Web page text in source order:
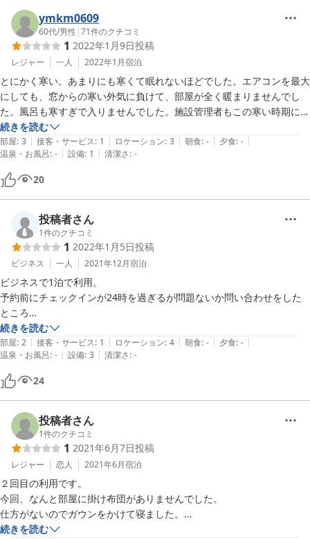
ymkm0609
60代/男性 |71件のクチコミ
1 2022年1月9日投稿
レジャー 一人 2022年1月宿泊
とにかく寒い。あまりにも寒くて眠れないほどでした。エアコンを最大
にしても、窓からの寒い外気に負けて、部屋が全く暖まりませんでし
た。風呂も寒すぎで入りませんでした。施設管理者もこの寒い時期に泊
まってみたほうがいいですよ。倶知安の他のホテルでこんなに寒いこと
はありませんでした。毛布もなしでした。最低です。
ひどすぎます。
続きを読む
部屋: 3 | 接客・サービス: 1 | ロケーション: 3 | 朝食: - | 夕食: - |
温泉・お風呂: - | 設備: 1 | 清潔さ: -
20
投稿者さん
1件のクチコミ
1 2022年1月5日投稿
ビジネス 一人 2021年12月宿泊
ビジネスで1泊で利用。
予約前にチェックインが24時を過ぎるが問題ないか問い合わせをした
ところ
問題ないとのことで予約。
当日も20時ごろに連絡し、やはりチェックインが24時を過ぎると伝え
たところ
問題なし、別途ショートメッセージで予約番号を送るのでそれを入れれ
ばチェックインできます、と
案内をいただいたが24時過ぎにチェックイン機に予約番号を入れるが
何度やっても
予約番号が見つかりません。と表示されてしまい、受付にあった電話で
電話したところ
ゼロをオーにして入力してみてください、などといろいろ試すはめにな
り
結局、管理の人が来るまで待機する事になり、その人も何度も予約番号
を入れるが
結局予約番号が見つからないと表示されてしまうため、鍵にて部屋まで
続きを読む
部屋: 2 | 接客・サービス: 1 | ロケーション: 4 | 朝食: - | 夕食: - |
温泉・お風呂: - | 設備: 3 | 清潔さ: -
24
投稿者さん
1件のクチコミ
1 2021年6月7日投稿
レジャー 恋人 2021年6月宿泊
２回目の利用です。
今回、なんと部屋に掛け布団がありませんでした。
仕方がないのでガウンをかけて寝ました。
冬でしたら厳しいと思います。
続きを読む